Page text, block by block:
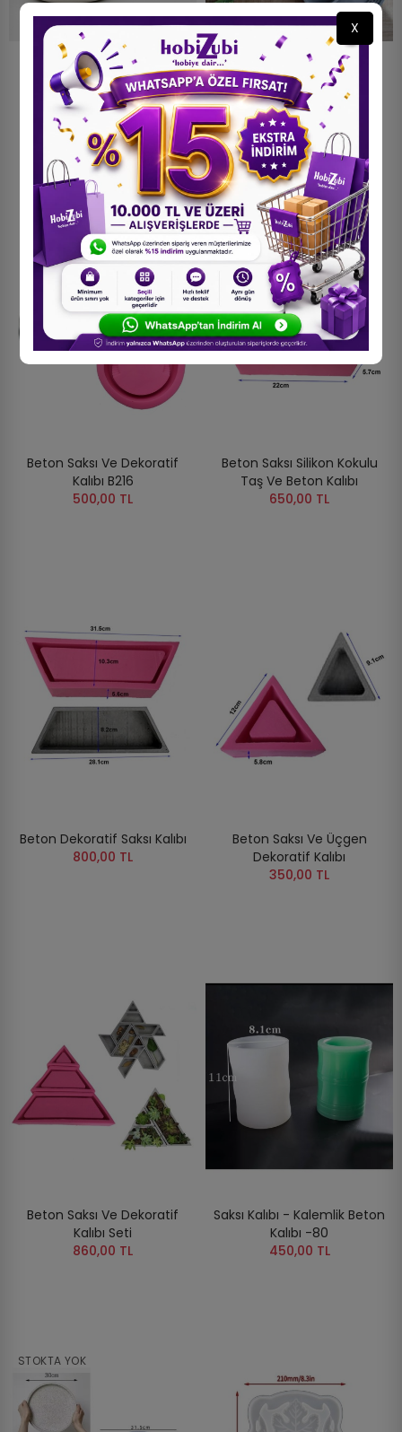
Yuvarlak Tealight Mumluk
Silikon Kalıbı
200,00 TL
Beton Saksı Ve Yuvarlak
Dekoratif Kalıbı B215
800,00 TL
Beton Saksı Ve Dekoratif
Kalıbı B216
500,00 TL
Beton Saksı Silikon Kokulu
Taş Ve Beton Kalıbı
650,00 TL
Beton Dekoratif Saksı Kalıbı
800,00 TL
Beton Saksı Ve Üçgen
Dekoratif Kalıbı
350,00 TL
Beton Saksı Ve Dekoratif
Kalıbı Seti
860,00 TL
Saksı Kalıbı - Kalemlik Beton
Kalıbı -80
450,00 TL
STOKTA YOK
X